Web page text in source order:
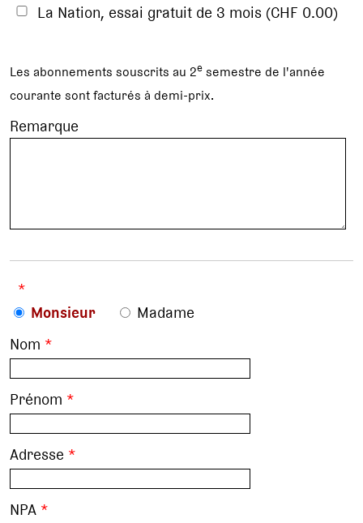
La Nation, essai gratuit de 3 mois (CHF 0.00)
Les abonnements souscrits au 2e semestre de l'année
courante sont facturés à demi-prix.
Remarque
*
Monsieur
Madame
Nom *
Prénom *
Adresse *
NPA *